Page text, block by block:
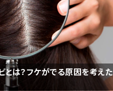
とは？フケがでる原因を考えた